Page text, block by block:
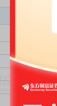
3次
1340次